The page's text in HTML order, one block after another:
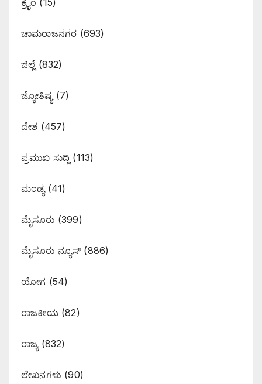
ಕ್ರೈಂ (15)
ಚಾಮರಾಜನಗರ (693)
ಜಿಲ್ಲೆ (832)
ಜ್ಯೋತಿಷ್ಯ(7)
ದೇಶ (457)
ಪ್ರಮುಖ ಸುದ್ದಿ (113)
ಮಂಡ್ಯ(41)
ಮೈಸೂರು (399)
ಮೈಸೂರು ನ್ಯೂಸ್(886)
ಯೋಗ (54)
ರಾಜಕೀಯ(82)
ರಾಜ್ಯ(832)
ಲೇಖನಗಳು (90)